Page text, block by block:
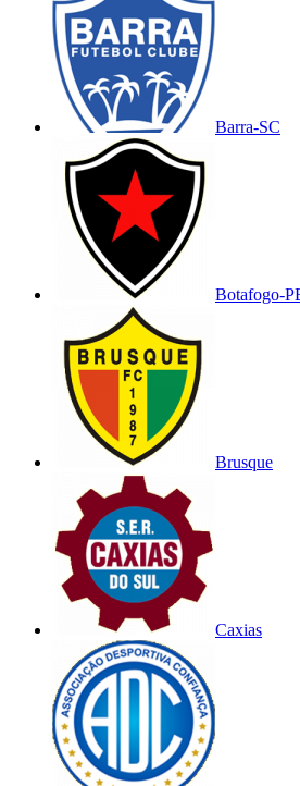
Barra-SC
Botafogo-
Brusque
Caxias